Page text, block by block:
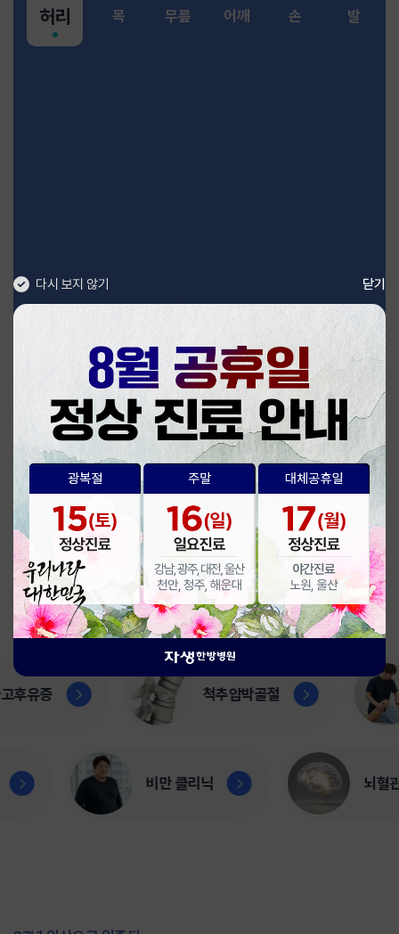
치료 부위를 선택해 주세요.
허리 목 무릎 어깨 손 발
유증 척추압박골절
비만 클리닉
다시 보지 않기 닫기